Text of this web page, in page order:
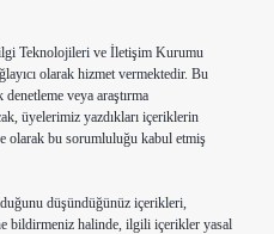
Teknolojileri ve İletişim Kurumu
olarak hizmet vermektedir. Bu
veya araştırma
üyelerimiz yazdıkları içeriklerin
olarak bu sorumluluğu kabul etmiş
düşündüğünüz içerikleri,
bildirmeniz halinde, ilgili içerikler yasal